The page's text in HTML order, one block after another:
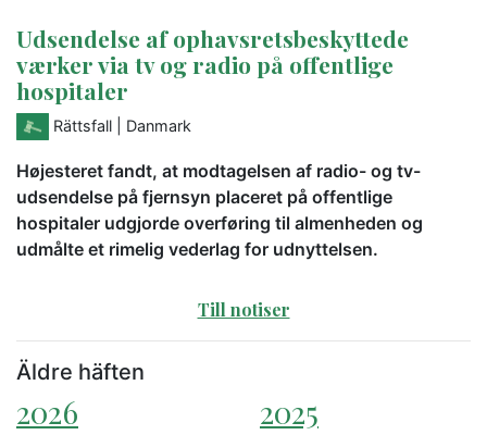
Udsendelse af ophavsretsbeskyttede
værker via tv og radio på offentlige
hospitaler
Rättsfall | Danmark
Højesteret fandt, at modtagelsen af radio- og tv-
udsendelse på fjernsyn placeret på offentlige
hospitaler udgjorde overføring til almenheden og
udmålte et rimelig vederlag for udnyttelsen.
Till notiser
Äldre häften
2026
2025